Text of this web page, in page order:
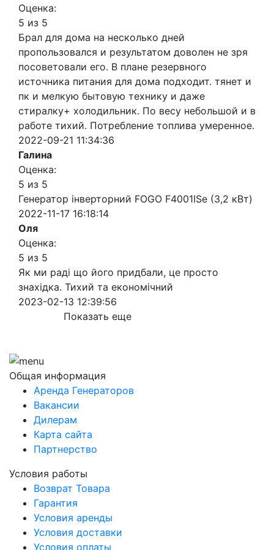
Оценка:
5 из 5
Брал для дома на несколько дней
пропользовался и результатом доволен не зря
посоветовали его. В плане резервного
источника питания для дома подходит. тянет и
пк и мелкую бытовую технику и даже
стиралку+ холодильник. По весу небольшой и в
работе тихий. Потребление топлива умеренное.
2022-09-21 11:34:36
Галина
Оценка:
5 из 5
Генератор інверторний FOGO F4001ISe (3,2 кВт)
2022-11-17 16:18:14
Оля
Оценка:
5 из 5
Як ми раді що його придбали, це просто
знахідка. Тихий та економічний
2023-02-13 12:39:56
Показать еще
Общая информация
Аренда Генераторов
Вакансии
Дилерам
Карта сайта
Партнерство
Условия работы
Возврат Товара
Гарантия
Условия аренды
Условия доставки
Условия оплаты